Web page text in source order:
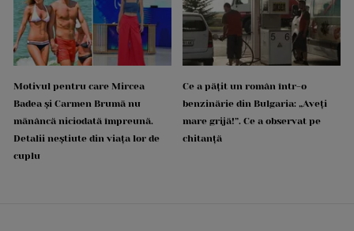
Motivul pentru care Mircea
Badea și Carmen Brumă nu
mănâncă niciodată împreună.
Detalii neștiute din viața lor de
cuplu
Ce a pățit un român într-o
benzinărie din Bulgaria: „Aveți
mare grijă!”. Ce a observat pe
chitanță